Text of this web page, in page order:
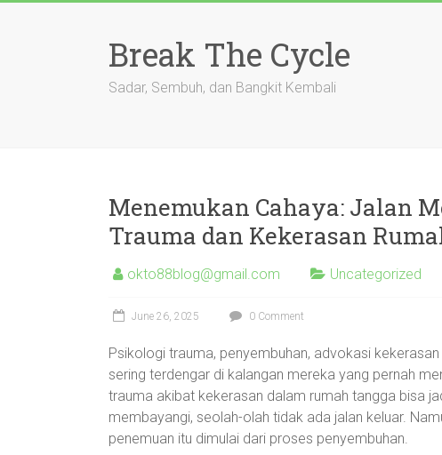
Break The Cycle
Sadar, Sembuh, dan Bangkit Kembali
Menemukan Cahaya: Jalan
Trauma dan Kekerasan
okto88blog@gmail.com Uncategorized
June 26, 2025 0 Comment
Psikologi trauma, penyembuhan, advokasi
sering terdengar di kalangan mereka yang pernah
trauma akibat kekerasan dalam rumah tangga bisa
membayangi, seolah-olah tidak ada jalan keluar.
penemuan itu dimulai dari proses penyembuhan.